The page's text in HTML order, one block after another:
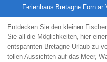
Ferienhaus Bretagne Forn ar
Entdecken Sie den kleinen
Sie all die Möglichkeiten, hier
entspannten Bretagne-Urlaub zu
tollen Aussichten auf das Meer,